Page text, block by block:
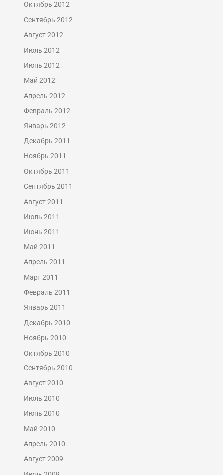
Октябрь 2012
Сентябрь 2012
Август 2012
Июль 2012
Июнь 2012
Май 2012
Апрель 2012
Февраль 2012
Январь 2012
Декабрь 2011
Ноябрь 2011
Октябрь 2011
Сентябрь 2011
Август 2011
Июль 2011
Июнь 2011
Май 2011
Апрель 2011
Март 2011
Февраль 2011
Январь 2011
Декабрь 2010
Ноябрь 2010
Октябрь 2010
Сентябрь 2010
Август 2010
Июль 2010
Июнь 2010
Май 2010
Апрель 2010
Август 2009